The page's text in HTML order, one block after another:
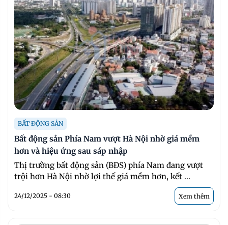
BẤT ĐỘNG SẢN
Bất động sản Phía Nam vượt Hà Nội nhờ giá mềm
hơn và hiệu ứng sau sáp nhập
Thị trường bất động sản (BĐS) phía Nam đang vượt
trội hơn Hà Nội nhờ lợi thế giá mềm hơn, kết ...
24/12/2025 - 08:30 Xem thêm